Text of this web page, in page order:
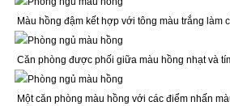
Màu hồng đậm kết hợp với tông màu trắng làm
Căn phòng được phối giữa màu hồng nhạt và
Một căn phòng màu hồng với các điểm nhấn